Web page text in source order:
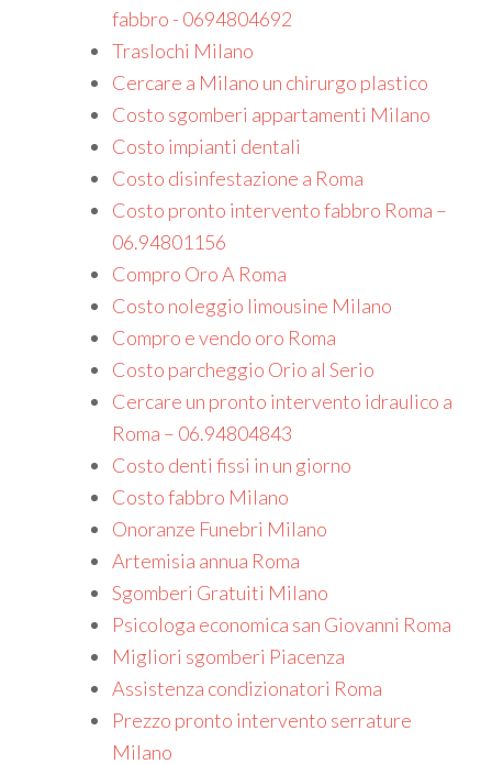
fabbro - 0694804692
Traslochi Milano
Cercare a Milano un chirurgo plastico
Costo sgomberi appartamenti Milano
Costo impianti dentali
Costo disinfestazione a Roma
Costo pronto intervento fabbro Roma –
06.94801156
Compro Oro A Roma
Costo noleggio limousine Milano
Compro e vendo oro Roma
Costo parcheggio Orio al Serio
Cercare un pronto intervento idraulico a
Roma – 06.94804843
Costo denti fissi in un giorno
Costo fabbro Milano
Onoranze Funebri Milano
Artemisia annua Roma
Sgomberi Gratuiti Milano
Psicologa economica san Giovanni Roma
Migliori sgomberi Piacenza
Assistenza condizionatori Roma
Prezzo pronto intervento serrature
Milano